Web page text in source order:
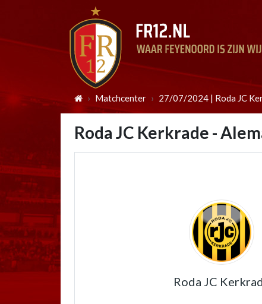
Matchcenter 27/07/2024 | Roda JC
Roda JC Kerkrade -
Roda JC